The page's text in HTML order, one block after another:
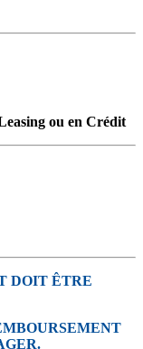
ou en Crédit
DOIT ÊTRE